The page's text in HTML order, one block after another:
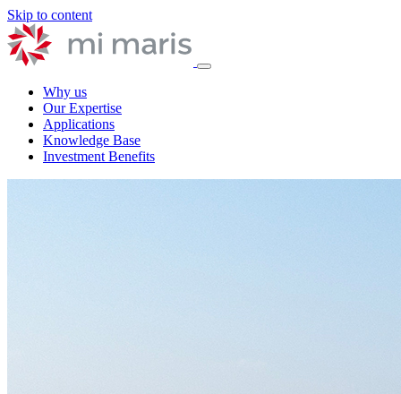
Skip to content
Why us
Our Expertise
Applications
Knowledge Base
Investment Benefits